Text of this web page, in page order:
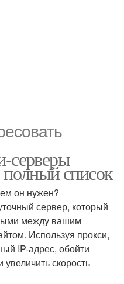
серверы
список
он нужен?
сервер, который
между вашим
Используя прокси,
IP-адрес, обойти
скорость